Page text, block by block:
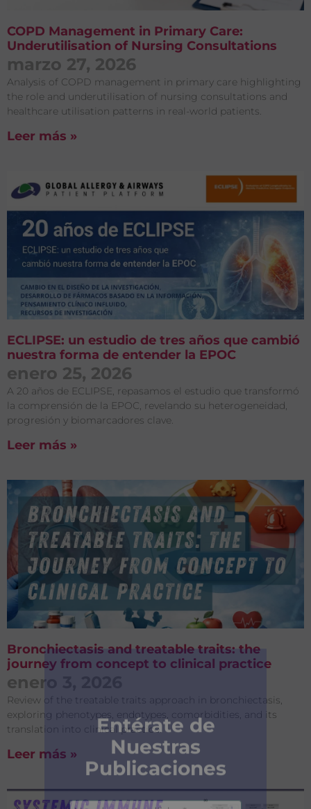
COPD Management in Primary Care:
Underutilisation of Nursing Consultations
marzo 27, 2026
Analysis of COPD management in primary care highlighting
the role and underutilisation of nursing consultations and
healthcare utilisation patterns in real-world patients.
Leer más »
ECLIPSE: un estudio de tres años que cambió
nuestra forma de entender la EPOC
enero 25, 2026
A 20 años de ECLIPSE, repasamos el estudio que transformó
la comprensión de la EPOC, revelando su heterogeneidad,
progresión y biomarcadores clave.
Leer más »
Bronchiectasis and treatable traits: the
journey from concept to clinical practice
enero 3, 2026
Review of the treatable traits approach in bronchiectasis,
exploring phenotypes, endotypes, comorbidities, and its
translation into clinical practice.
Leer más »